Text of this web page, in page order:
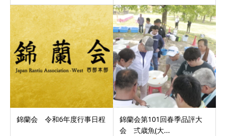
錦蘭会 令和6年度行事日程
錦蘭会第101回春季品評大
会 弍歳魚(大...